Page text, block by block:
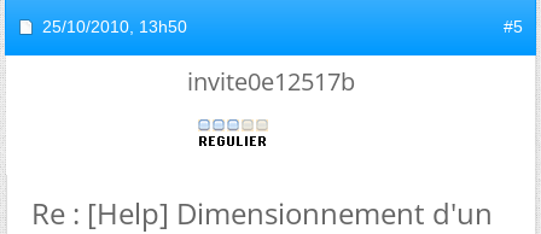
25/10/2010, 13h50 #5
invite0e12517b
Re : [Help] Dimensionnement d'un